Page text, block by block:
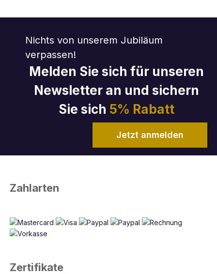
Nichts von unserem Jubiläum
verpassen!
Melden Sie sich für unseren
Newsletter an und sichern
Sie sich 5% Rabatt
Jetzt anmelden
Zahlarten
Zertifikate